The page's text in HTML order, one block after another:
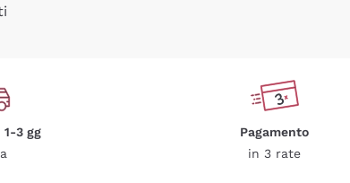
1-3 gg
Pagamento
in 3 rate